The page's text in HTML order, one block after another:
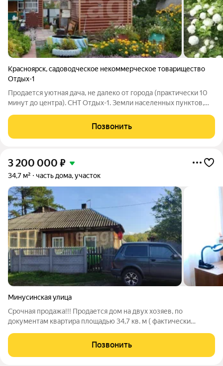
Красноярск,садоводческое некоммерческое товарищество
Отдых-1
Продается уютная дача, не далеко от города (практически 10
минут до центра). СНТ Отдых-1. Земли населенных пунктов,
бруса 200200, утеплен и обшит сайдингом. 2 этажа,
отопление печное. Так же
Позвонить
3 200 000 ₽
34,7 м² часть дома, участок
Минусинская улица
Срочная продажа!!! Продается дом на двух хозяев, по
документам квартира площадью 34,7 кв. м ( фактически
обеспечивает баланс уединенности и компактного
проживания. Кухня площадью 6 кв. м
Позвонить